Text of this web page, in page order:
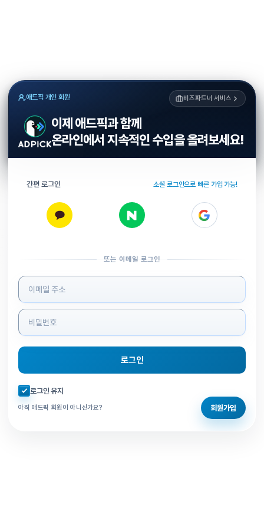
애드픽 개인 회원 비즈파트너 서비스
이제 애드픽과 함께
온라인에서 지속적인 수입을 올려보세요!
간편 로그인 소셜 로그인으로 빠른 가입 가능!
또는 이메일 로그인
로그인 정보 입력
로그인
자동로그인 체크
로그인 유지
아직 애드픽 회원이 아니신가요? 회원가입